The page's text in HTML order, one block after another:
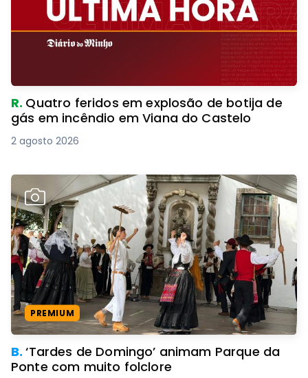
R. Quatro feridos em explosão de botija de
gás em incêndio em Viana do Castelo
2 agosto 2026
PREMIUM
B.‘Tardes de Domingo’ animam Parque da
Ponte com muito folclore